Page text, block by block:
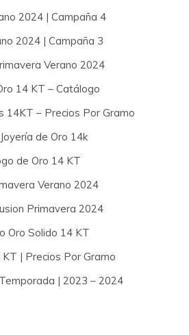
2024 | Campaña 4
2024 | Campaña 3
Verano 2024
14 KT – Catálogo
14KT – Precios Por Gramo
de Oro 14k
de Oro 14 KT
Verano 2024
Primavera 2024
Oro Solido 14 KT
| Precios Por Gramo
| 2023 – 2024